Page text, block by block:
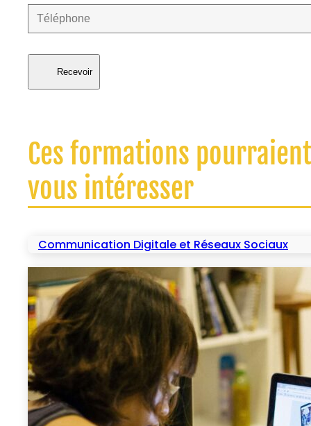
Recevoir
Ces formations pourraient
vous intéresser
Communication Digitale et Réseaux Sociaux